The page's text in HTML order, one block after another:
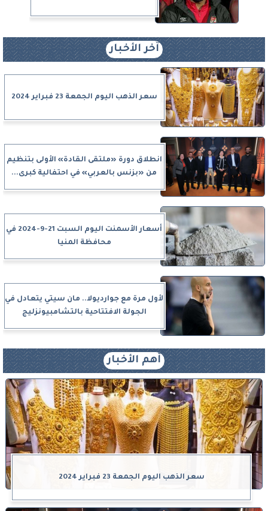
آخر الأخبار
سعر الذهب اليوم الجمعة 23 فبراير 2024
انطلاق دورة «ملتقى القادة» الأولى بتنظيم
من «بزنس بالعربي» في احتفالية كبرى...
أسعار الأسمنت اليوم السبت 21-9-2024 في
محافظة المنيا
لأول مرة مع جوارديولا.. مان سيتي يتعادل في
الجولة الافتتاحية بالتشامبيونزليج
أهم الأخبار
سعر الذهب اليوم الجمعة 23 فبراير 2024